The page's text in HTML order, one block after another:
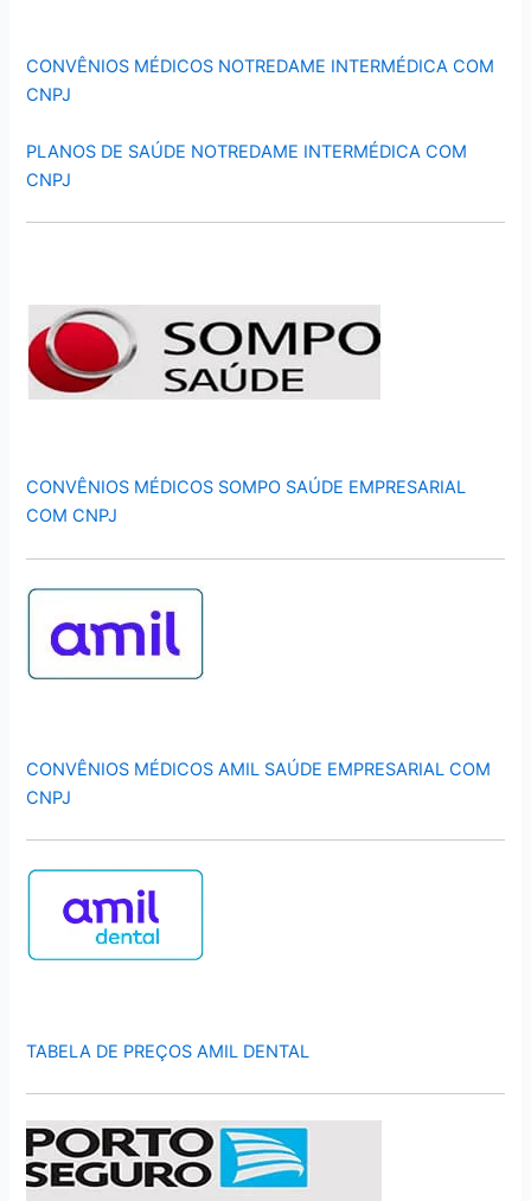
CONVÊNIOS MÉDICOS NOTREDAME INTERMÉDICA COM
CNPJ
PLANOS DE SAÚDE NOTREDAME INTERMÉDICA COM
CNPJ
CONVÊNIOS MÉDICOS SOMPO SAÚDE EMPRESARIAL
COM CNPJ
CONVÊNIOS MÉDICOS AMIL SAÚDE EMPRESARIAL COM
CNPJ
TABELA DE PREÇOS AMIL DENTAL